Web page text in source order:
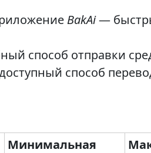
BakAi—
способ отправки
способ
Минимальная